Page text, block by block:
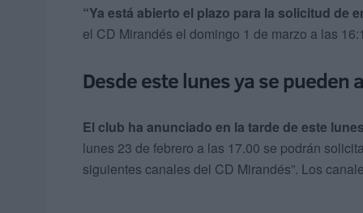
“Ya está abierto el plazo para la solicitud de
el CD Mirandés el domingo 1 de marzo a las
Desde este lunes ya se pueden
El club ha anunciado en la tarde de este
lunes 23 de febrero a las 17.00 se podrán
siguientes canales del CD Mirandés”. Los